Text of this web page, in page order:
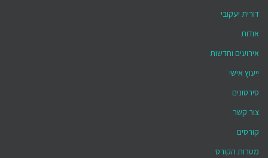
דורית יעקובי
אודות
אירועים וחדשות
ייעוץ אישי
סירטונים
צור קשר
קורסים
מטרות הקורס